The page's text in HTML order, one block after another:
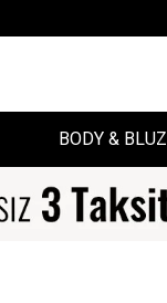
BODY & BLUZ